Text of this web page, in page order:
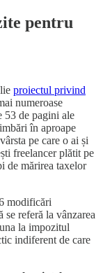
pentru
proiectul privind
numeroase
53 de pagini ale
în aproape
pe care o ai și
freelancer plătit pe
de mărirea taxelor
modificări
referă la vânzarea
la impozitul
indiferent de care